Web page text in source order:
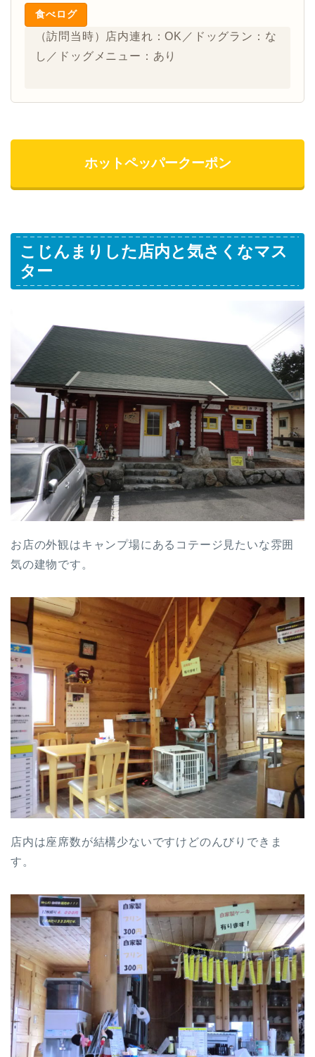
食べログ
（訪問当時）店内連れ：OK／ドッグラン：な
し／ドッグメニュー：あり
ホットペッパークーポン
こじんまりした店内と気さくなマス
ター
お店の外観はキャンプ場にあるコテージ見たいな雰囲
気の建物です。
店内は座席数が結構少ないですけどのんびりできま
す。